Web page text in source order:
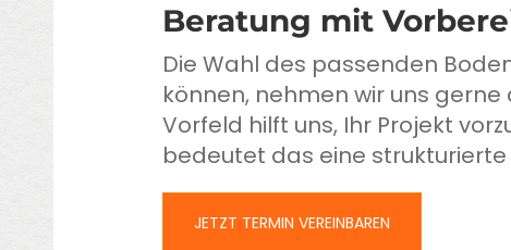
Beratung mit
Die Wahl des passenden
können, nehmen wir uns
Vorfeld hilft uns, Ihr Projekt
bedeutet das eine
JETZT TERMIN VEREINBAREN